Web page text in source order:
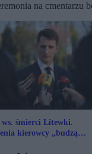
na cmentarzu
śmierci Litewki.
kierowcy „budzą